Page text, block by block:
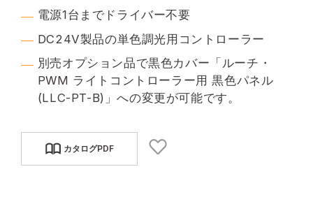
電源1台までドライバー不要
DC24V製品の単色調光用コントローラー
別売オプション品で黒色カバー「ルーチ・
PWM ライトコントローラー用 黒色パネル
(LLC-PT-B)」への変更が可能です。
カタログPDF